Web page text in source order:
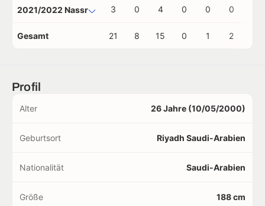
2021/2022 Nassr 3 0 4 0 0 0
Gesamt 21 8 15 0 1 2
Profil
Alter 26 Jahre (10/05/2000)
Geburtsort Riyadh Saudi-Arabien
Nationalität Saudi-Arabien
Größe 188 cm